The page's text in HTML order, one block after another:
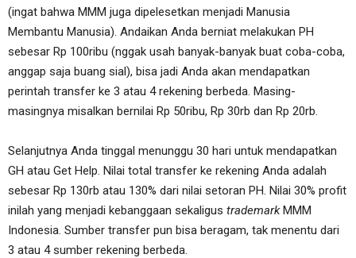
(ingat bahwa MMM juga dipelesetkan menjadi Manusia
Membantu Manusia). Andaikan Anda berniat melakukan PH
sebesar Rp 100ribu (nggak usah banyak-banyak buat coba-coba,
anggap saja buang sial), bisa jadi Anda akan mendapatkan
perintah transfer ke 3 atau 4 rekening berbeda. Masing-
masingnya misalkan bernilai Rp 50ribu, Rp 30rb dan Rp 20rb.
Selanjutnya Anda tinggal menunggu 30 hari untuk mendapatkan
GH atau Get Help. Nilai total transfer ke rekening Anda adalah
sebesar Rp 130rb atau 130% dari nilai setoran PH. Nilai 30% profit
inilah yang menjadi kebanggaan sekaligus trademarkMMM
Indonesia. Sumber transfer pun bisa beragam, tak menentu dari
3 atau 4 sumber rekening berbeda.